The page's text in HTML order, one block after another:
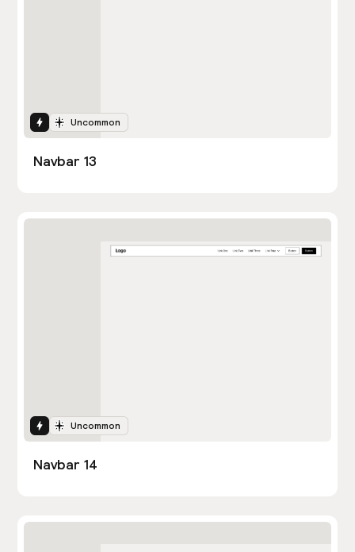
Interactions
Uncommon
Navbar 13
Interactions
Uncommon
Navbar 14